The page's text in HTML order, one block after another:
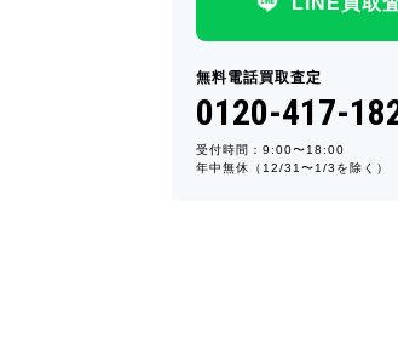
無料電話買取査定
0120-417-
受付時間：9:00〜18:00
年中無休（12/31〜1/3を除く）